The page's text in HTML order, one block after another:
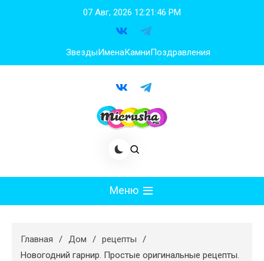
07 Авг, 2026 12:21:47 PM
ЗвездыИменаКамниПоздравления
Меню
Худеем
Главная Дом
рецепты
Новогодний гарнир. Простые оригинальные рецепты.